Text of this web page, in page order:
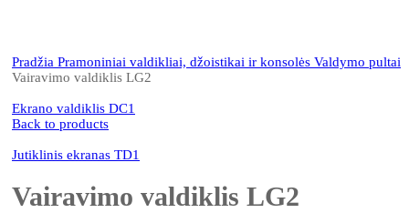
Pradžia Pramoniniai valdikliai, džoistikai ir konsolės Valdymo pultai
Vairavimo valdiklis LG2
Ekrano valdiklis DC1
Back to products
Jutiklinis ekranas TD1
Vairavimo valdiklis LG2